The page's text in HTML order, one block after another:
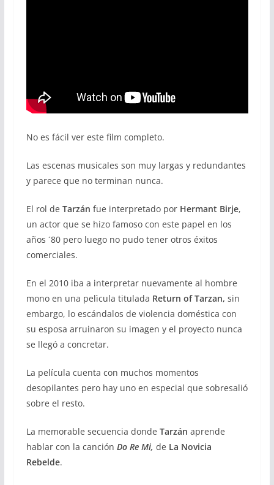
No es fácil ver este film completo.
Las escenas musicales son muy largas y redundantes
y parece que no terminan nunca.
El rol de Tarzán fue interpretado porHermant Birje,
un actor que se hizo famoso con este papel en los
años ´80 pero luego no pudo tener otros éxitos
comerciales.
En el 2010 iba a interpretar nuevamente al hombre
mono en una pelìcula titulada Return of Tarzan, sin
embargo, lo escándalos de violencia doméstica con
su esposa arruinaron su imagen y el proyecto nunca
se llegó a concretar.
La película cuenta con muchos momentos
desopilantes pero hay uno en especial que sobresalió
sobre el resto.
La memorable secuencia donde Tarzán aprende
hablar con la canción Do Re Mi, de La Novicia
Rebelde.